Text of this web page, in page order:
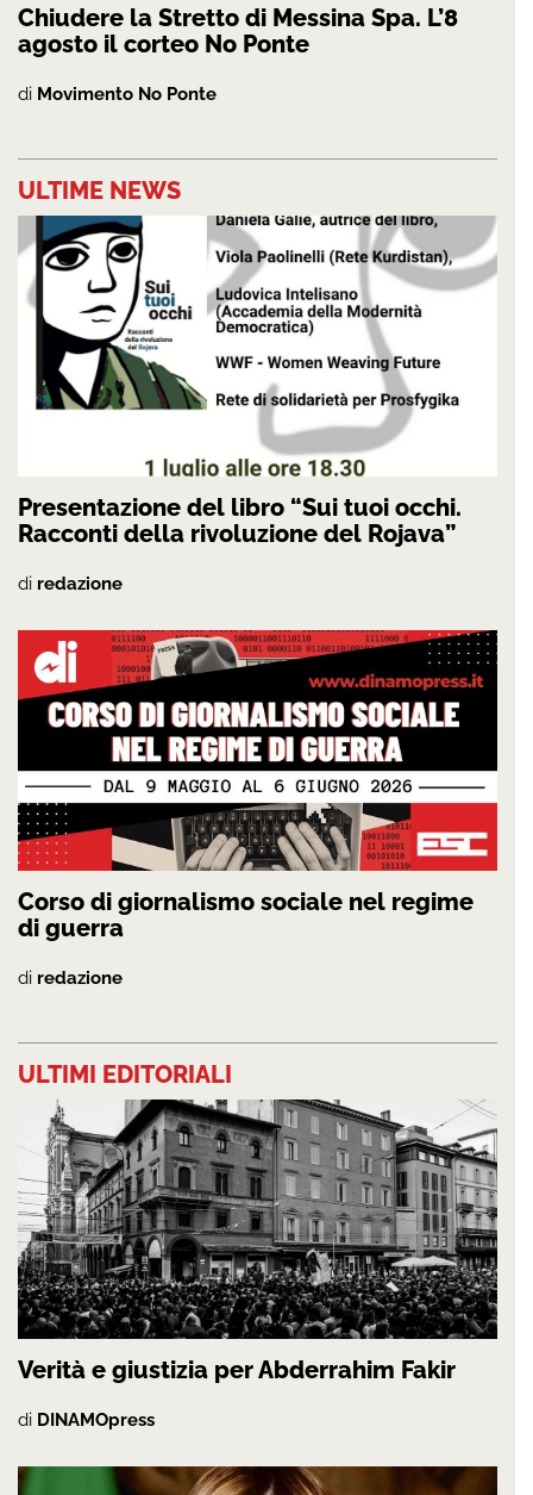
Chiudere la Stretto di Messina Spa. L’8
agosto il corteo No Ponte
di Movimento No Ponte
ULTIME NEWS
Presentazione del libro “Sui tuoi occhi.
Racconti della rivoluzione del Rojava”
di redazione
Corso di giornalismo sociale nel regime
di guerra
di redazione
ULTIMI EDITORIALI
Verità e giustizia per Abderrahim Fakir
di DINAMOpress